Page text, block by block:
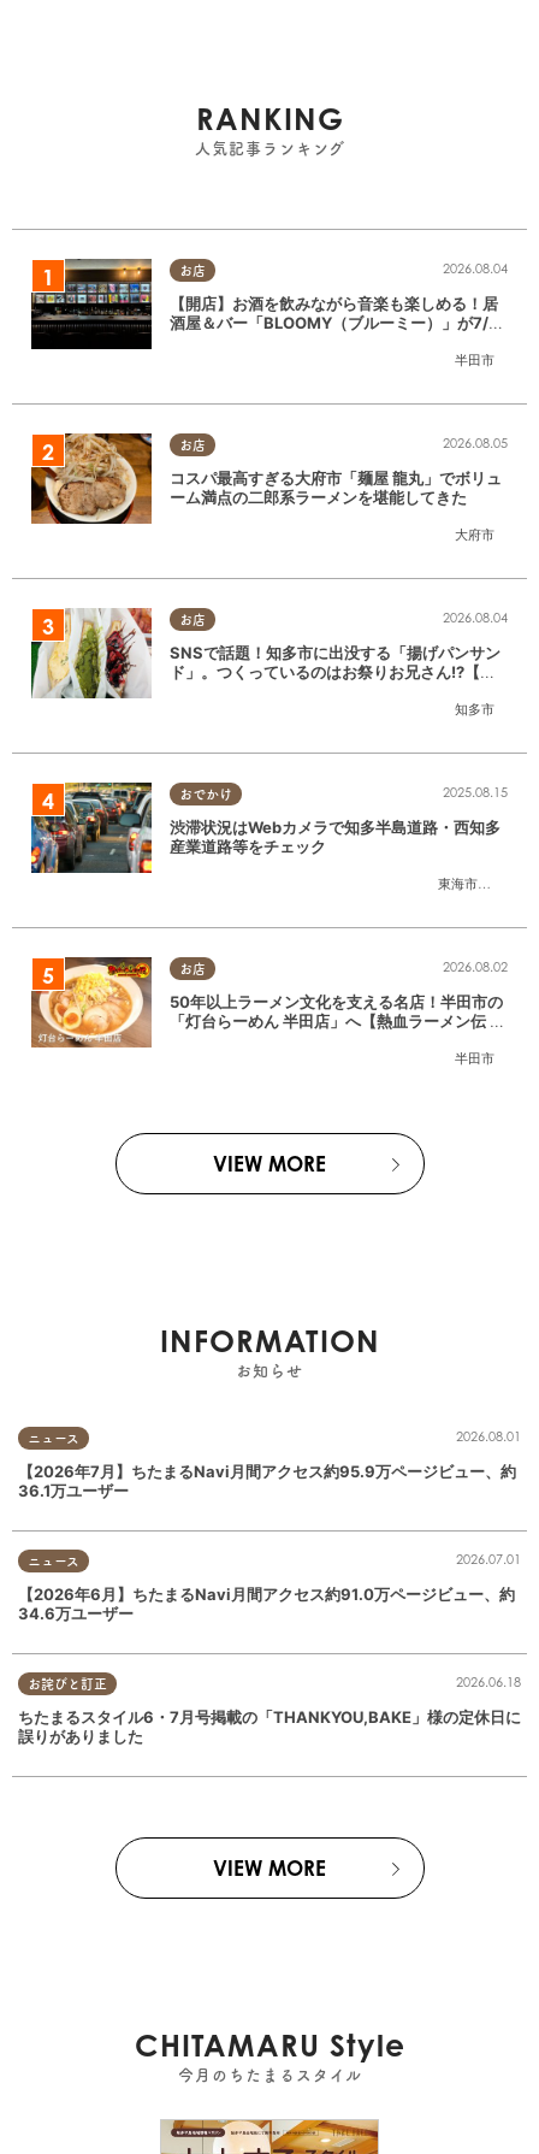
RANKING
人気記事ランキング
お店
半田市
2026.08.04
【開店】お酒を飲みながら音楽も楽しめる！居
酒屋＆バー「BLOOMY（ブルーミー）」が7/3
お店
大府市
2026.08.05
コスパ最高すぎる大府市「麺屋 龍丸」でボリュ
ーム満点の二郎系ラーメンを堪能してきた
お店
知多市
2026.08.04
SNSで話題！知多市に出没する「揚げパンサン
ド」。つくっているのはお祭りお兄さん!?【ち
おでかけ
東海市
,大府市
2025.08.15
渋滞状況はWebカメラで知多半島道路・西知多
産業道路等をチェック
お店
半田市
2026.08.02
50年以上ラーメン文化を支える名店！半田市の
「灯台らーめん 半田店」へ【熱血ラーメン伝 8
VIEW MORE
INFORMATION
お知らせ
ニュース 2026.08.01
【2026年7月】ちたまるNavi月間アクセス約95.9万ページビュー、約
36.1万ユーザー
ニュース 2026.07.01
【2026年6月】ちたまるNavi月間アクセス約91.0万ページビュー、約
34.6万ユーザー
お詫びと訂正 2026.06.18
ちたまるスタイル6・7月号掲載の「THANKYOU,BAKE」様の定休日に
誤りがありました
VIEW MORE
CHITAMARU Style
今月のちたまるスタイル